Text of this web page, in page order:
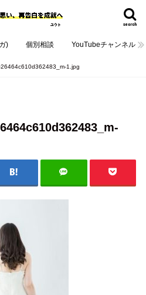
search
) 個別相談 YouTubeチャンネル
1.jpg